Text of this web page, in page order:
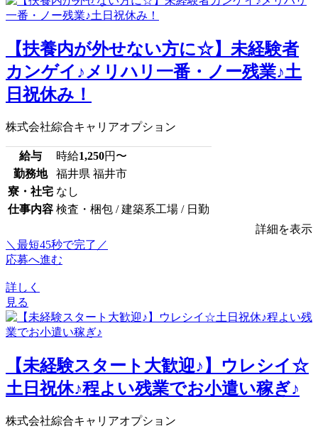
【扶養内が外せない方に☆】未経験者
カンゲイ♪メリハリ一番・ノー残業♪土
日祝休み！
株式会社綜合キャリアオプション
給与 時給1,250円〜
勤務地
福井県 福井市
寮・社宅 なし
仕事内容 検査・梱包 / 建築系工場 / 日勤
詳細を表示
＼最短45秒で完了／
応募へ進む
詳しく
見る
【未経験スタート大歓迎♪】ウレシイ☆
土日祝休♪程よい残業でお小遣い稼ぎ♪
株式会社綜合キャリアオプション